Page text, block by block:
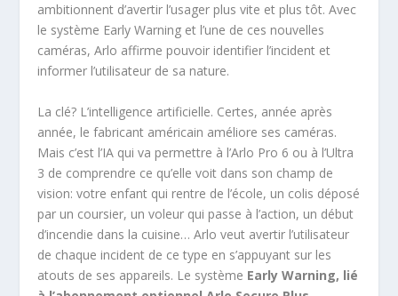
ambitionnent d’avertir l’usager plus vite et plus tôt. Avec
le système Early Warning et l’une de ces nouvelles
caméras, Arlo affirme pouvoir identifier l’incident et
informer l’utilisateur de sa nature.
La clé? L’intelligence artificielle. Certes, année après
année, le fabricant américain améliore ses caméras.
Mais c’est l’IA qui va permettre à l’Arlo Pro 6 ou à l’Ultra
3 de comprendre ce qu’elle voit dans son champ de
vision: votre enfant qui rentre de l’école, un colis déposé
par un coursier, un voleur qui passe à l’action, un début
d’incendie dans la cuisine… Arlo veut avertir l’utilisateur
de chaque incident de ce type en s’appuyant sur les
atouts de ses appareils. Le système Early Warning, lié